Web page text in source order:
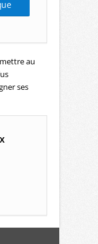
au
ses